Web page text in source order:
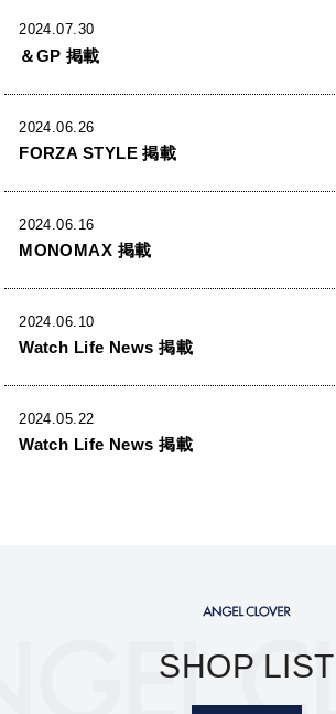
2024.07.30
＆GP 掲載
2024.06.26
FORZA STYLE 掲載
2024.06.16
MONOMAX 掲載
2024.06.10
Watch Life News 掲載
2024.05.22
Watch Life News 掲載
SHOP LIST